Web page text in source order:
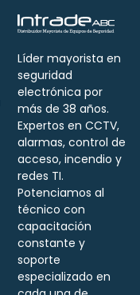
Líder mayorista en
seguridad
electrónica por
más de 38 años.
Expertos en CCTV,
alarmas, control de
acceso, incendio y
redes TI.
Potenciamos al
técnico con
capacitación
constante y
soporte
especializado en